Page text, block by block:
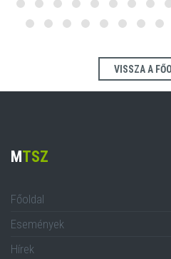
VISSZA A
MTSZ
Főoldal
Események
Hírek